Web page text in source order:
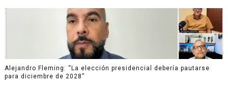
Alejandro Fleming: “La elección presidencial debería pautarse
para diciembre de 2028”